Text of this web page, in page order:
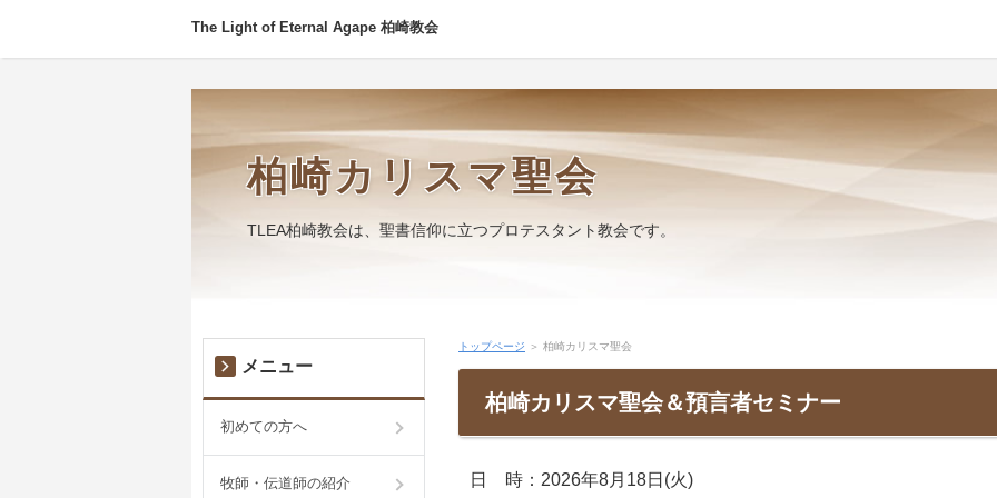
The Light of Eternal Agape 柏崎教会
柏崎カリスマ聖会
TLEA柏崎教会は、聖書信仰に立つプロテスタント教会です。
トップページ ＞ 柏崎カリスマ聖会
柏崎カリスマ聖会＆預言者セミナー
日 時：2026年8月18日(火)
メニュー
初めての方へ
牧師・伝道師の紹介